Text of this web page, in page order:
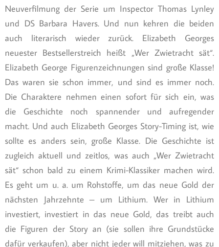
Neuverfilmung der Serie um Inspector Thomas Lynley
und DS Barbara Havers. Und nun kehren die beiden
auch literarisch wieder zurück. Elizabeth Georges
neuester Bestsellerstreich heißt „Wer Zwietracht sät“.
Elizabeth George Figurenzeichnungen sind große Klasse!
Das waren sie schon immer, und sind es immer noch.
Die Charaktere nehmen einen sofort für sich ein, was
die Geschichte noch spannender und aufregender
macht. Und auch Elizabeth Georges Story-Timing ist, wie
sollte es anders sein, große Klasse. Die Geschichte ist
zugleich aktuell und zeitlos, was auch „Wer Zwietracht
sät“ schon bald zu einem Krimi-Klassiker machen wird.
Es geht um u. a. um Rohstoffe, um das neue Gold der
nächsten Jahrzehnte – um Lithium. Wer in Lithium
investiert, investiert in das neue Gold, das treibt auch
die Figuren der Story an (sie sollen ihre Grundstücke
dafür verkaufen), aber nicht jeder will mitziehen, was zu